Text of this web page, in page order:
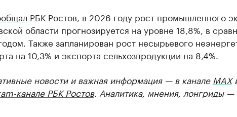
РБК Ростов, в 2026 году рост промышленного
области прогнозируется на уровне 18,8%, в
Также запланирован рост несырьевого
на 10,3% и экспорта сельхозпродукции на 8,4%.
новости и важная информация — в канале MAX
канале РБК Ростов. Аналитика, мнения, лонгриды —